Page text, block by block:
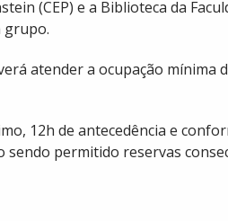
(CEP) e a Biblioteca da
grupo.
atender a ocupação mínima
12h de antecedência e
permitido reservas